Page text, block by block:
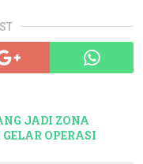
JADI ZONA
OPERASI